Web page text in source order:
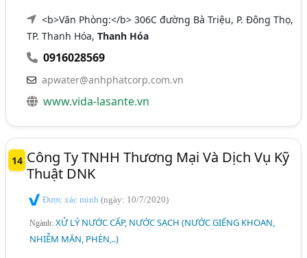
<b>Văn Phòng:</b> 306C đường Bà Triệu, P. Đông Thọ,
TP. Thanh Hóa,Thanh Hóa
0916028569
apwater@anhphatcorp.com.vn
www.vida-lasante.vn
14 Công Ty TNHH Thương Mại Và Dịch Vụ Kỹ
Thuật DNK
Được xác minh(ngày: 10/7/2020)
Ngành:XỬ LÝ NƯỚC CẤP, NƯỚC SẠCH (NƯỚC GIẾNG KHOAN,
NHIỄM MẶN, PHÈN,..)